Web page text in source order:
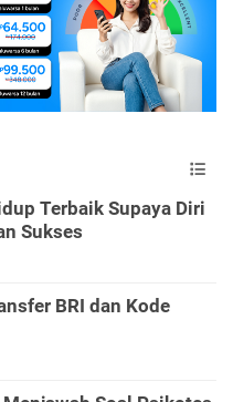
Terbaik Supaya Diri
Sukses
BRI dan Kode